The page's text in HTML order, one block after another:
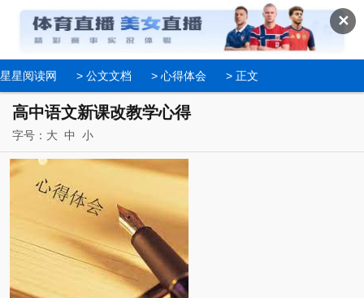
✕
星星阅读网 > 公文文档 > 心得体会 > 正文
高中语文新课改教学心得
字号： 大 中 小